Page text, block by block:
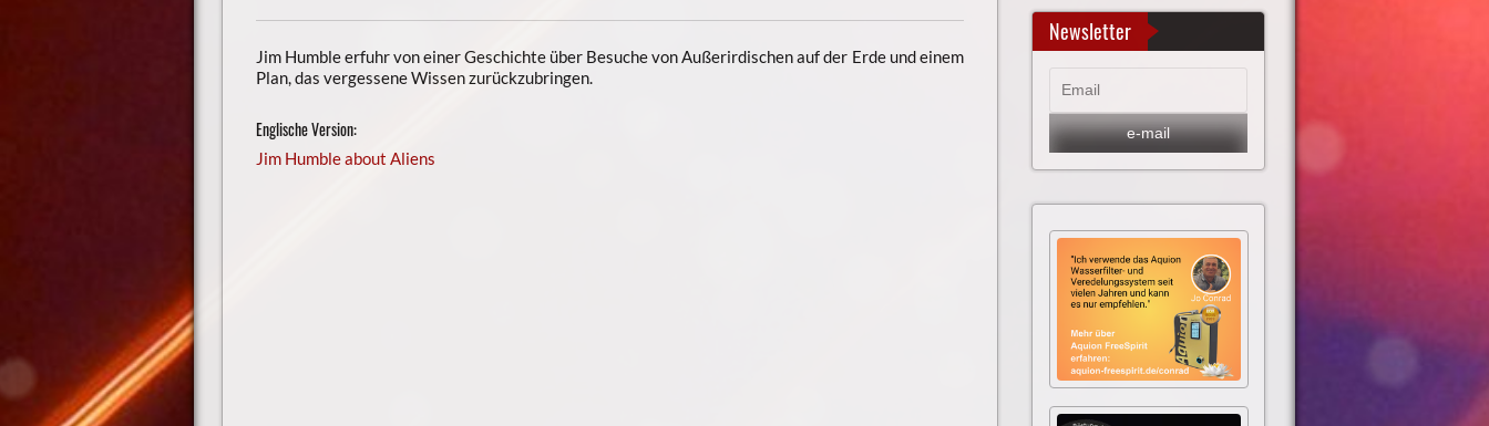
Jim Humble erfuhr von einer Geschichte über Besuche von Außerirdischen auf der Erde und einem
Plan, das vergessene Wissen zurückzubringen.
Englische Version:
Jim Humble about Aliens
Newsletter